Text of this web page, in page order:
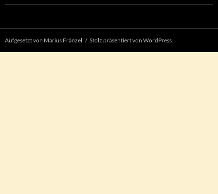
Aufgesetzt von Marius Fränzel Stolz präsentiert von WordPress